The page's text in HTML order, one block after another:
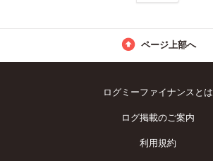
ページ上部へ
ログミーファイナンスとは
ログ掲載のご案内
利用規約